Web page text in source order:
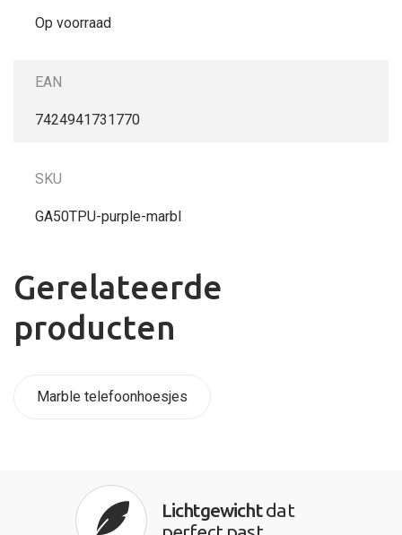
Op voorraad
EAN
7424941731770
SKU
GA50TPU-purple-marbl
Gerelateerde
producten
Marble telefoonhoesjes
Lichtgewichtdat